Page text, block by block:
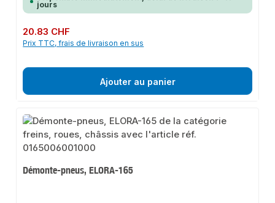
jours
Prix régulier :
20.83 CHF
Prix TTC, frais de livraison en sus
Ajouter au panier
Démonte-pneus, ELORA-165